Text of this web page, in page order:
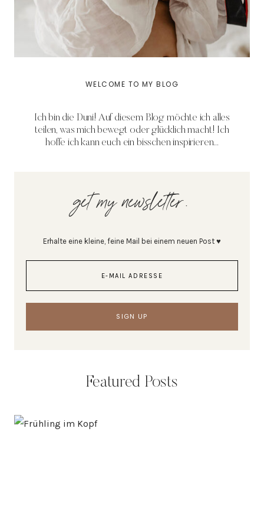
WELCOME TO MY BLOG
Ich bin die Duni! Auf diesem Blog möchte ich alles
teilen, was mich bewegt oder glücklich macht! Ich
hoffe ich kann euch ein bisschen inspirieren...
get my newsletter.
Erhalte eine kleine, feine Mail bei einem neuen Post ♥
Featured Posts